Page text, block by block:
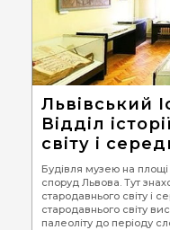
Львівський
Відділ
світу і
Будівля музею на
споруд Львова. Тут
стародавнього світу і
стародавнього світу
палеоліту до періоду